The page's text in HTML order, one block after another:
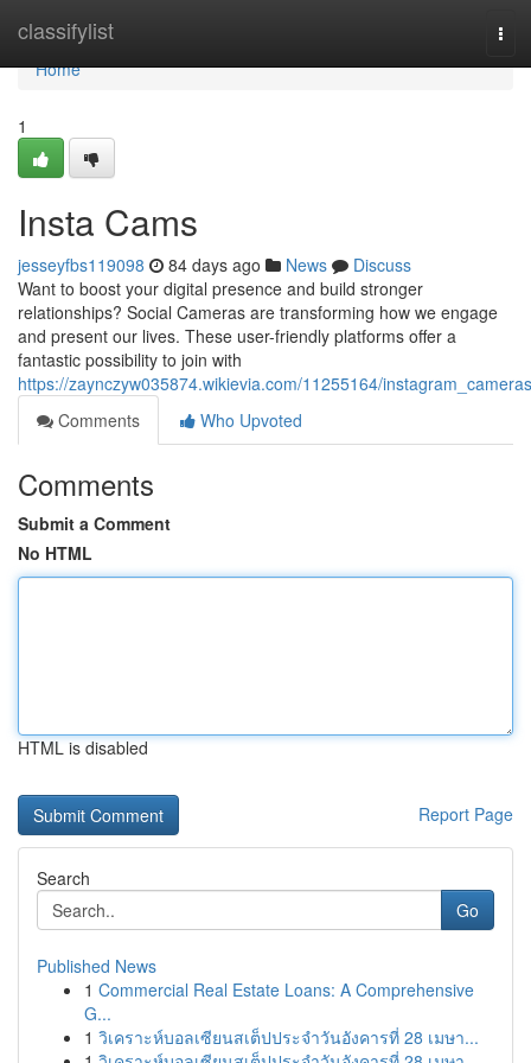
classifylist
Home
Home
1
Insta Cams
jesseyfbs119098 84 days ago News
Discuss
Want to boost your digital presence and build stronger
relationships? Social Cameras are transforming how we engage
and present our lives. These user-friendly platforms offer a
fantastic possibility to join with
https://zaynczyw035874.wikievia.com/11255164/instagram_cameras
Comments
Who Upvoted
Comments
Submit a Comment
No HTML
HTML is disabled
Report Page
Search
Go
Published News
1 Commercial Real Estate Loans: A Comprehensive
G...
1 วิเคราะห์บอลเซียนสเต็ปประจำวันอังคารที่ 28 เมษา...